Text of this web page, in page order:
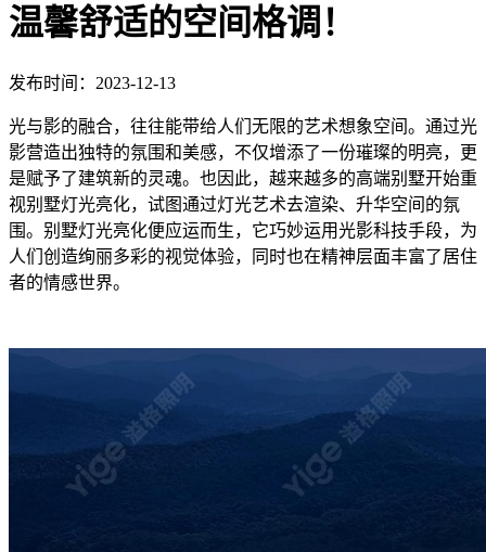
温馨舒适的空间格调！
发布时间：2023-12-13
光与影的融合，往往能带给人们无限的艺术想象空间。通过光
影营造出独特的氛围和美感，不仅增添了一份璀璨的明亮，更
是赋予了建筑新的灵魂。也因此，越来越多的高端别墅开始重
视别墅灯光亮化，试图通过灯光艺术去渲染、升华空间的氛
围。 别墅灯光亮化便应运而生，它巧妙运用光影科技手段，为
人们创造绚丽多彩的视觉体验，同时也在精神层面丰富了居住
者的情感世界。